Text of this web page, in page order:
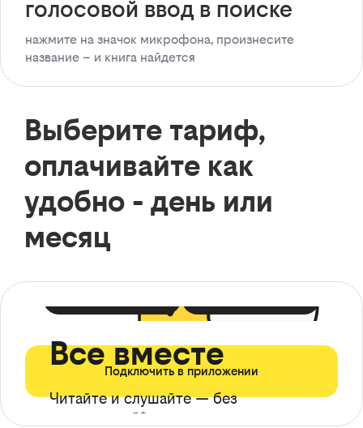
голосовой ввод в поиске
нажмите на значок микрофона, произнесите
название – и книга найдется
Выберите тариф,
оплачивайте как
удобно - день или
месяц
Все вместе
Читайте и слушайте — без
ограничений*
Подключить в приложении